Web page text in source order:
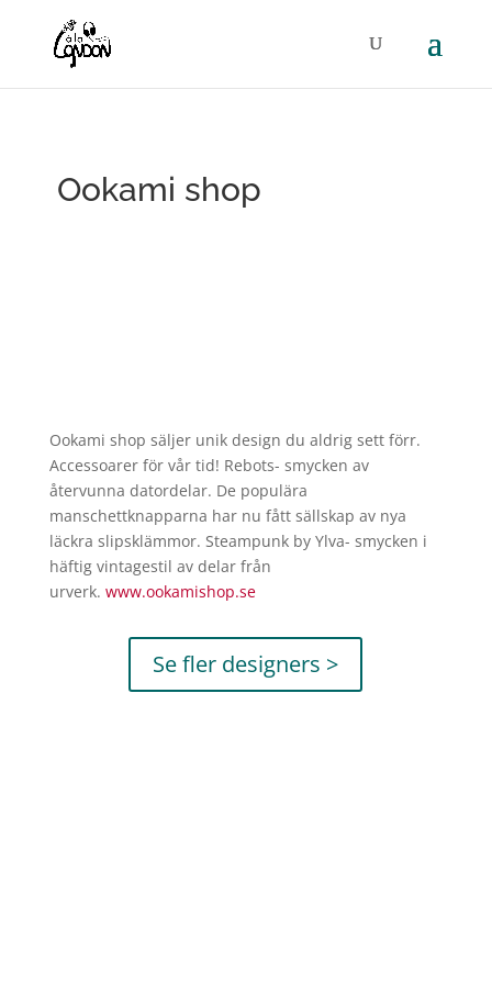
Ookami shop
Ookami shop säljer unik design du aldrig sett förr.
Accessoarer för vår tid! Rebots- smycken av
återvunna datordelar. De populära
manschettknapparna har nu fått sällskap av nya
läckra slipsklämmor. Steampunk by Ylva- smycken i
häftig vintagestil av delar från
urverk. www.ookamishop.se
Se fler designers >